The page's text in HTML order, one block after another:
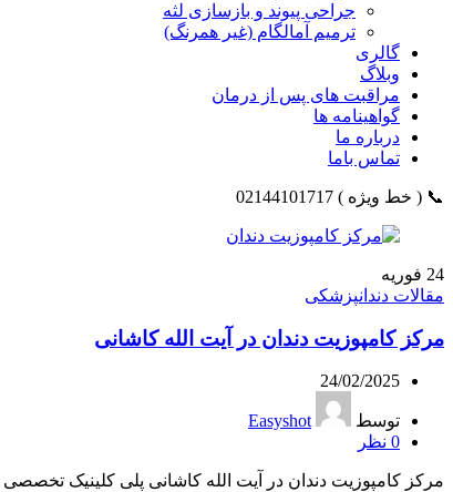
جراحی پیوند و بازسازی لثه
ترمیم آمالگام (غیر همرنگ)
گالری
وبلاگ
مراقبت های پس از درمان
گواهینامه ها
درباره ما
تماس باما
📞 ( خط ویژه ) 02144101717
24 فوریه
مقالات دندانپزشکی
مرکز کامپوزیت دندان در آیت الله کاشانی
24/02/2025
توسط
Easyshot
0 نظر
مرکز کامپوزیت دندان در آیت الله کاشانی پلی کلینیک